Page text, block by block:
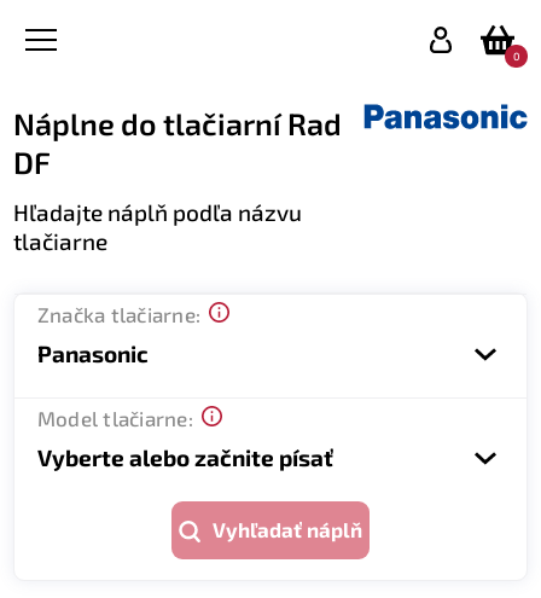
0
Náplne do tlačiarní Rad
DF
Hľadajte náplň podľa názvu
tlačiarne
Značka tlačiarne:
Panasonic
Model tlačiarne:
Vyberte alebo začnite písať
Vyhľadať náplň